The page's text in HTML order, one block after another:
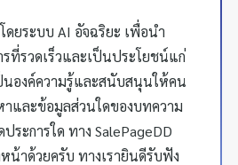
ดยระบบ AI อัจฉริยะ เพื่อนำ
ที่รวดเร็วและเป็นประโยชน์แก่
องค์ความรู้และสนับสนุนให้คน
าและข้อมูลส่วนใดของบทความ
ระการใด ทาง SalePageDD
น้าด้วยครับ ทางเรายินดีรับฟัง